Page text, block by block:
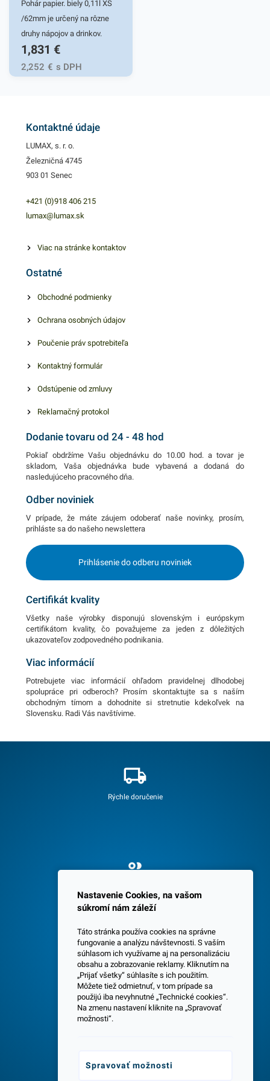
našej ponuke nájdete ďalšie
podobné produkty, ktoré vás
zaručene oslovia.
Pohár papier. biely 0,11l XS
/62mm je určený na rôzne
druhy nápojov a drinkov.
Poháre sú vyrobené zo
špeciálneho papiera, vďaka
čomu majú vysokú odolnosť
teplý po celú dobu. Pohárik
pre bary, reštaurácie, na
zabezpečia rýchly a
spoľahlivý prenos rôznych
Ponúkajú praktické a
Výhodné balenie obsahuje
našej ponuke nájdete ďalšie
zaručene oslovia.
1,831 €
2,252 € s DPH
Kontaktné údaje
LUMAX, s. r. o.
Železničná 4745
903 01 Senec
+421 (0)918 406 215
lumax@lumax.sk
Viac na stránke kontaktov
Ostatné
Obchodné podmienky
Ochrana osobných údajov
Poučenie práv spotrebiteľa
Kontaktný formulár
Odstúpenie od zmluvy
Reklamačný protokol
Dodanie tovaru od 24 - 48 hod
Pokiaľ obdržíme Vašu objednávku do 10.00 hod. a tovar je
skladom, Vaša objednávka bude vybavená a dodaná do
nasledujúceho pracovného dňa.
Odber noviniek
V prípade, že máte záujem odoberať naše novinky, prosím,
prihláste sa do našeho newslettera
Prihlásenie do odberu noviniek
Certifikát kvality
Všetky naše výrobky disponujú slovenským i európskym
certifikátom kvality, čo považujeme za jeden z dôležitých
ukazovateľov zodpovedného podnikania.
Viac informácií
Potrebujete viac informácií ohľadom pravidelnej dlhodobej
spolupráce pri odberoch? Prosím skontaktujte sa s naším
obchodným tímom a dohodnite si stretnutie kdekoľvek na
Slovensku. Radi Vás navštívime.
Rýchle doručenie
Spokojných 3600 zákazníkov
Centrála a predajňa v Senci
Nastavenie Cookies, na vašom
súkromí nám záleží
Táto stránka používa cookies na správne
fungovanie a analýzu návštevnosti. S vaším
súhlasom ich využívame aj na personalizáciu
obsahu a zobrazovanie reklamy. Kliknutím na
„Prijať všetky“ súhlasíte s ich použitím.
Môžete tiež odmietnuť, v tom prípade sa
použijú iba nevyhnutné „Technické cookies“.
Na zmenu nastavení kliknite na „Spravovať
možnosti“.
Spravovať možnosti